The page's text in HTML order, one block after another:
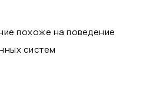
похоже на поведение
систем